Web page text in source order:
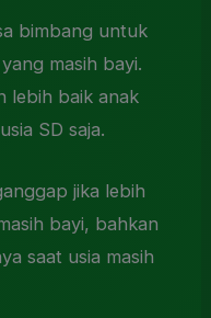
bimbang untuk
masih bayi.
lebih baik anak
SD saja.
jika lebih
bayi, bahkan
saat usia masih